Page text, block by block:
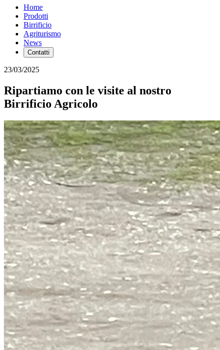
Home
Prodotti
Birrificio
Agriturismo
News
Contatti
23/03/2025
Ripartiamo con le visite al nostro
Birrificio Agricolo